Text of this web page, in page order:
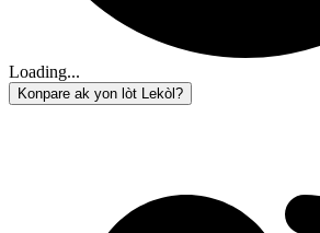
Loading...
Konpare ak yon lòt Lekòl?